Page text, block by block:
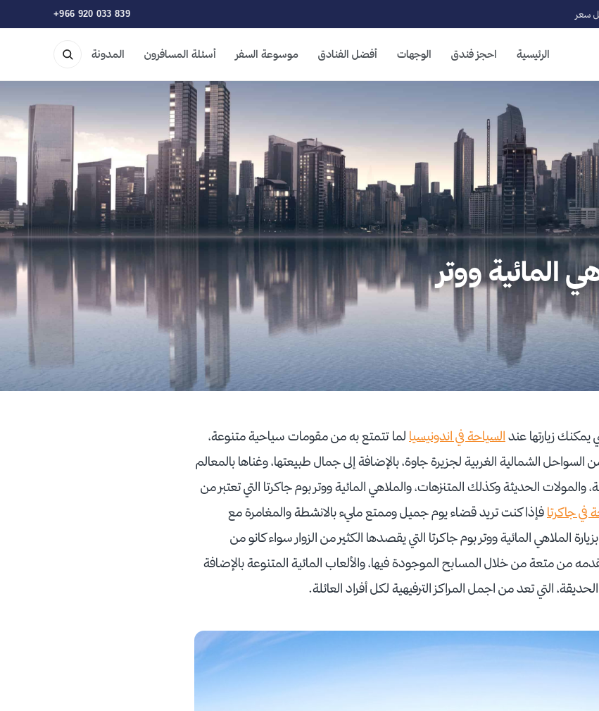
سعر +966 920 033 839
الرئيسية احجز فندق الوجهات أفضل الفنادق موسوعة السفر أسئلة المسافرون المدونة
المائية ووتر
يمكنك زيارتها عند السياحة في اندونيسيا لما تتمتع به من مقومات سياحية متنوعة،
السواحل الشمالية الغربية لجزيرة جاوة، بالإضافة إلى جمال طبيعتها، وغناها بالمعالم
والمولات الحديثة وكذلك المتنزهات، والملاهي المائية ووتر بوم جاكرتا التي تعتبر من
في جاكرتا فإذا كنت تريد قضاء يوم جميل وممتع مليء بالانشطة والمغامرة مع
الملاهي المائية ووتر بوم جاكرتا التي يقصدها الكثير من الزوار سواء كانو من
من متعة من خلال المسابح الموجودة فيها، والألعاب المائية المتنوعة بالإضافة
التي تعد من اجمل المراكز الترفيهية لكل أفراد العائلة.